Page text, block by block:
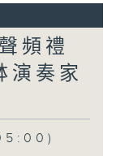
頻禮
演奏家